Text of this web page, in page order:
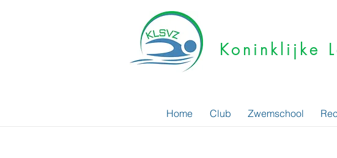
Koninklijke
Home Club Zwemschool